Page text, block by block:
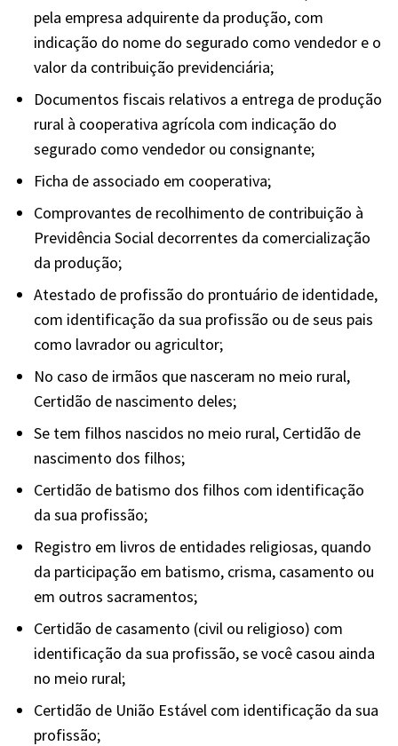
pela empresa adquirente da produção, com
indicação do nome do segurado como vendedor e o
valor da contribuição previdenciária;
Documentos fiscais relativos a entrega de produção
rural à cooperativa agrícola com indicação do
segurado como vendedor ou consignante;
Ficha de associado em cooperativa;
Comprovantes de recolhimento de contribuição à
Previdência Social decorrentes da comercialização
da produção;
Atestado de profissão do prontuário de identidade,
com identificação da sua profissão ou de seus pais
como lavrador ou agricultor;
No caso de irmãos que nasceram no meio rural,
Certidão de nascimento deles;
Se tem filhos nascidos no meio rural, Certidão de
nascimento dos filhos;
Certidão de batismo dos filhos com identificação
da sua profissão;
Registro em livros de entidades religiosas, quando
da participação em batismo, crisma, casamento ou
em outros sacramentos;
Certidão de casamento (civil ou religioso) com
identificação da sua profissão, se você casou ainda
no meio rural;
Certidão de União Estável com identificação da sua
profissão;